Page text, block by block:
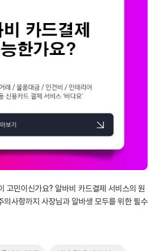
고민이신가요? 알바비 카드결제 서비스의 원
의사항까지 사장님과 알바생 모두를 위한 필수